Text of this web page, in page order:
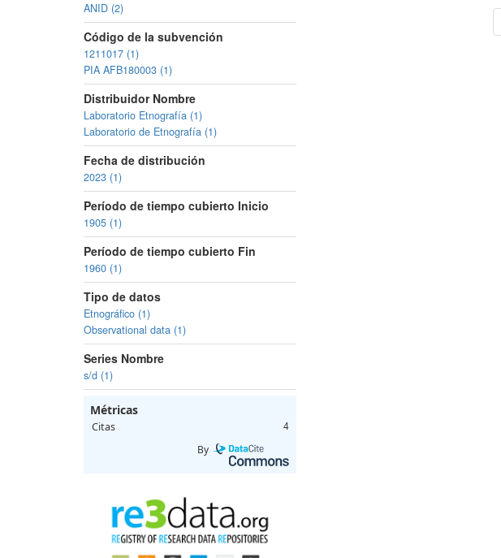
ANID (2)
Código de la subvención
1211017 (1)
PIA AFB180003 (1)
Distribuidor Nombre
Laboratorio Etnografía (1)
Laboratorio de Etnografía (1)
Fecha de distribución
2023 (1)
Período de tiempo cubierto Inicio
1905 (1)
Período de tiempo cubierto Fin
1960 (1)
Tipo de datos
Etnográfico (1)
Observational data (1)
Series Nombre
s/d (1)
Métricas
Citas 4
By